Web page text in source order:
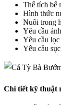
Thể tích bể
Hình thức
Nuôi trong
Yêu cầu
Yêu cầu
Yêu cầu
Chi tiết kỹ thuật